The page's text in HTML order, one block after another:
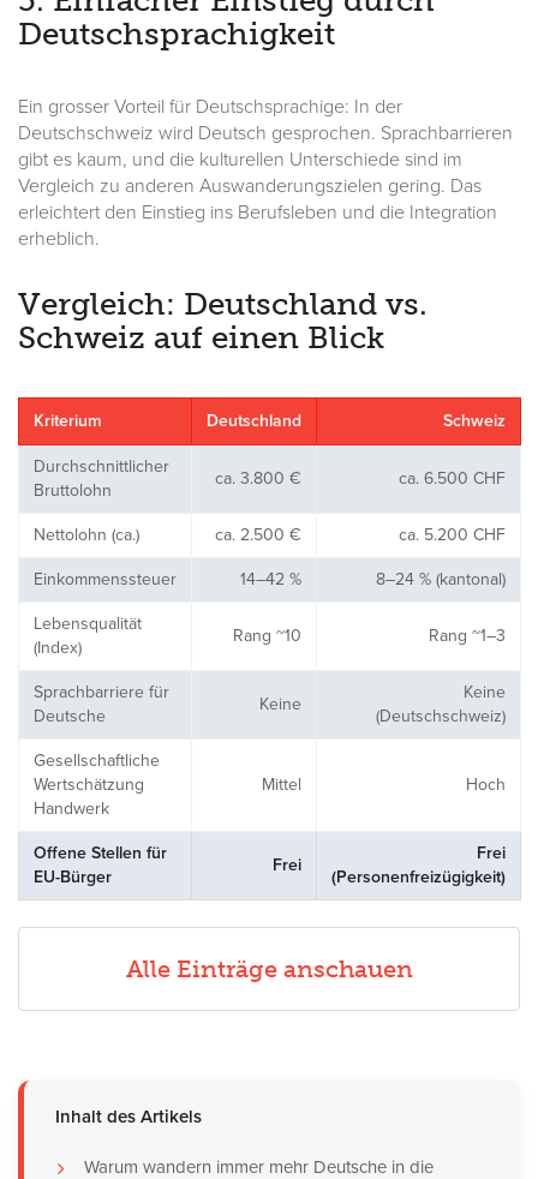
Deutschsprachigkeit
Ein grosser Vorteil für Deutschsprachige: In der
Deutschschweiz wird Deutsch gesprochen. Sprachbarrieren
gibt es kaum, und die kulturellen Unterschiede sind im
Vergleich zu anderen Auswanderungszielen gering. Das
erleichtert den Einstieg ins Berufsleben und die Integration
erheblich.
Vergleich: Deutschland vs.
Schweiz auf einen Blick
Kriterium Deutschland Schweiz
Durchschnittlicher
Bruttolohn
ca. 3.800 € ca. 6.500 CHF
Nettolohn (ca.) ca. 2.500 € ca. 5.200 CHF
Einkommenssteuer 14–42 % 8–24 % (kantonal)
Lebensqualität
(Index)
Rang ~10 Rang ~1–3
Sprachbarriere für
Deutsche
Keine
Keine
(Deutschschweiz)
Gesellschaftliche
Wertschätzung
Handwerk
Mittel Hoch
Offene Stellen für
EU-Bürger
Frei
Frei
(Personenfreizügigkeit)
Alle Einträge anschauen
Inhalt des Artikels
Warum wandern immer mehr Deutsche in die